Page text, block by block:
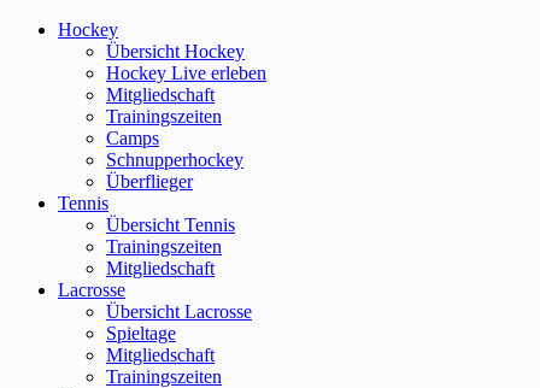
Hockey
Übersicht Hockey
Hockey Live erleben
Mitgliedschaft
Trainingszeiten
Camps
Schnupperhockey
Überflieger
Tennis
Übersicht Tennis
Trainingszeiten
Mitgliedschaft
Lacrosse
Übersicht Lacrosse
Spieltage
Mitgliedschaft
Trainingszeiten